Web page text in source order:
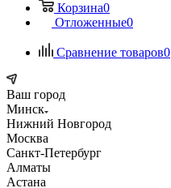
Корзина0
Отложенные0
Сравнение товаров0
Ваш город
Минск
Нижний Новгород
Москва
Санкт-Петербург
Алматы
Астана